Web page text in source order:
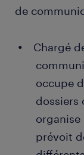
de
Chargé
occupe
dossiers
organise
prévoit